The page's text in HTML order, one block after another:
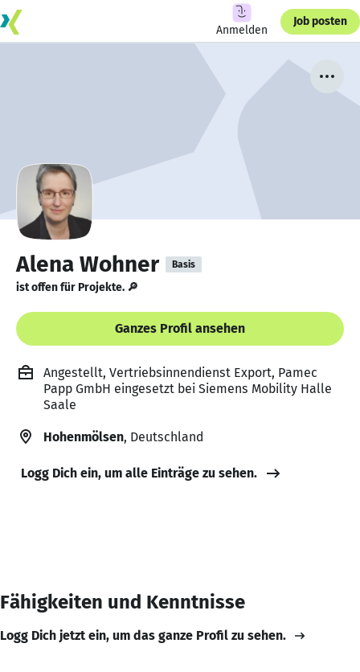
Anmelden
Job posten
Alena Wohner Basis
ist offen für Projekte. 🔎
Ganzes Profil ansehen
Angestellt, Vertriebsinnendienst Export, Pamec
Papp GmbH eingesetzt bei Siemens Mobility Halle
Saale
Hohenmölsen, Deutschland
Logg Dich ein, um alle Einträge zu sehen.
Fähigkeiten und Kenntnisse
Logg Dich jetzt ein, um das ganze Profil zu sehen.